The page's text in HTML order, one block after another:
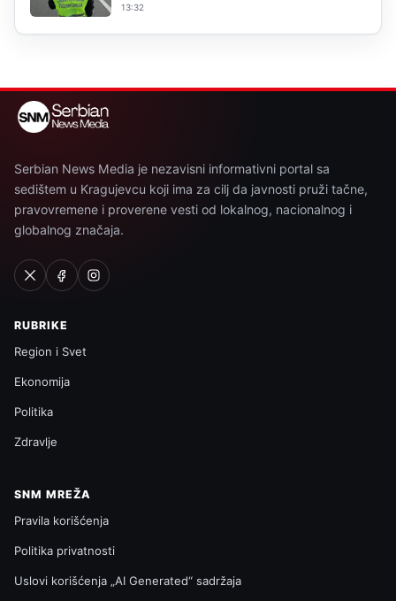
13:32
Serbian News Media je nezavisni informativni portal sa
sedištem u Kragujevcu koji ima za cilj da javnosti pruži tačne,
pravovremene i proverene vesti od lokalnog, nacionalnog i
globalnog značaja.
RUBRIKE
Region i Svet
Ekonomija
Politika
Zdravlje
SNM MREŽA
Pravila korišćenja
Politika privatnosti
Uslovi korišćenja „AI Generated“ sadržaja